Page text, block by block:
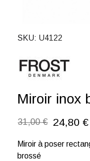
SKU U4122
Miroir inox
31,00 € 24,80 €
Miroir à poser
brossé